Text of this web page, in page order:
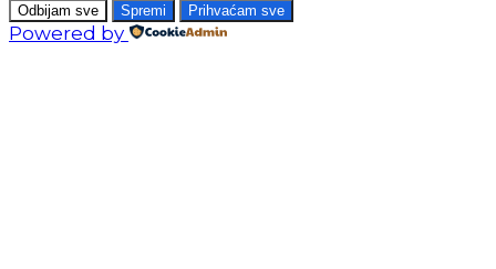
Odbijam sve Spremi Prihvaćam sve
Powered by